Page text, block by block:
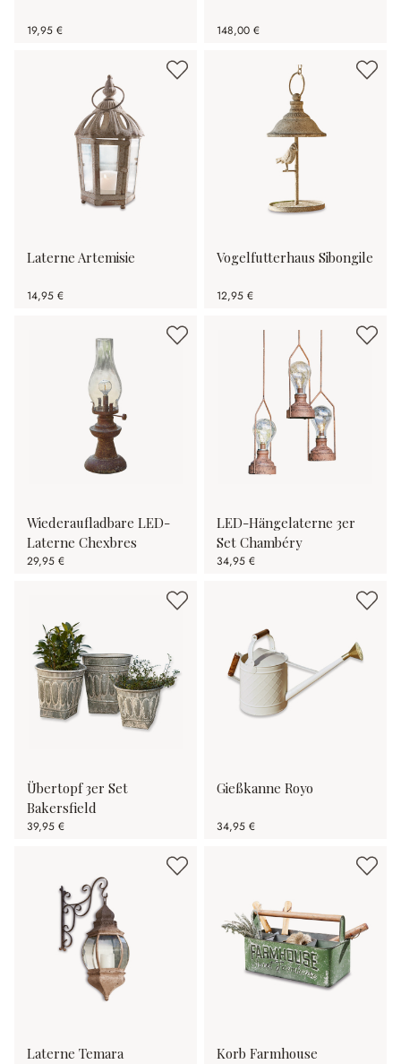
19,95 € 148,00 €
Laterne Artemisie
14,95 €
Vogelfutterhaus Sibongile
12,95 €
Wiederaufladbare LED-
Laterne Chexbres
29,95 €
LED-Hängelaterne 3er
Set Chambéry
34,95 €
Übertopf 3er Set
Bakersfield
39,95 €
Gießkanne Royo
34,95 €
Laterne Temara Korb Farmhouse